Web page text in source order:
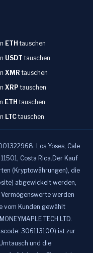
ETH tauschen
USDT tauschen
XMR tauschen
XRP tauschen
ETH tauschen
LTCtauschen
Los Yoses, Cale
Costa Rica.Der Kauf
(Kryptowährungen), die
abgewickelt werden,
werden
vom Kunden gewählt
TECH LTD.
306113100) ist zur
und die